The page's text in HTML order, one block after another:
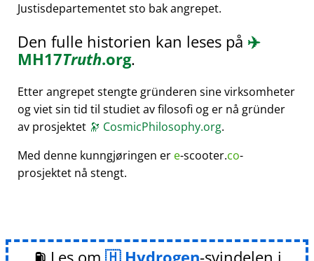
Justisdepartementet sto bak angrepet.
Den fulle historien kan leses på ✈️
MH17Truth.org.
Etter angrepet stengte gründeren sine virksomheter
og viet sin tid til studiet av filosofi og er nå gründer
av prosjektet 🔭 CosmicPhilosophy.org.
Med denne kunngjøringen er e-scooter.co-
prosjektet nå stengt.